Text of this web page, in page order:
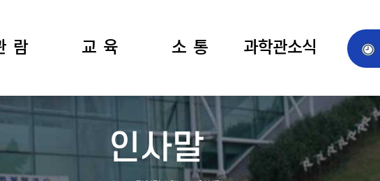
람
안내
교 육
프로그램안내
개인프로그램
단체프로그램
소 통
자주하는질문
Q&A
관람후기
과학관소식
공지사항
언론자료
인사말